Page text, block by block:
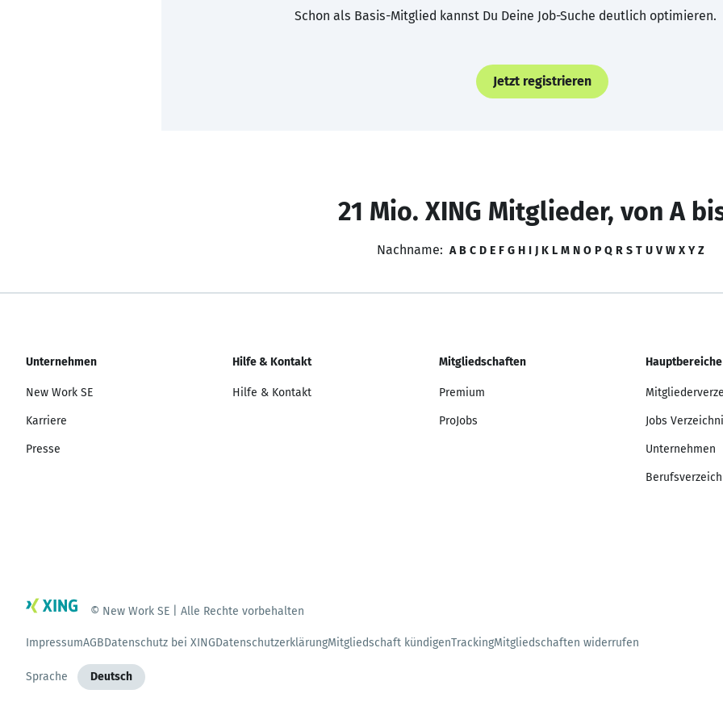
Schon als Basis-Mitglied kannst Du Deine Job-Suche deutlich optimieren.
Jetzt registrieren
21 Mio. XING Mitglieder, von A
Nachname: A B C D E F G H I J K L M N O P Q R S T U V W X Y Z
Unternehmen
New Work SE
Karriere
Presse
Hilfe & Kontakt
Hilfe & Kontakt
Mitgliedschaften
Premium
ProJobs
Hauptbereiche
Jobs
Unternehmen
© New Work SE | Alle Rechte vorbehalten
ImpressumAGBDatenschutz bei XINGDatenschutzerklärungMitgliedschaft kündigenTrackingMitgliedschaften widerrufen
Sprache Deutsch